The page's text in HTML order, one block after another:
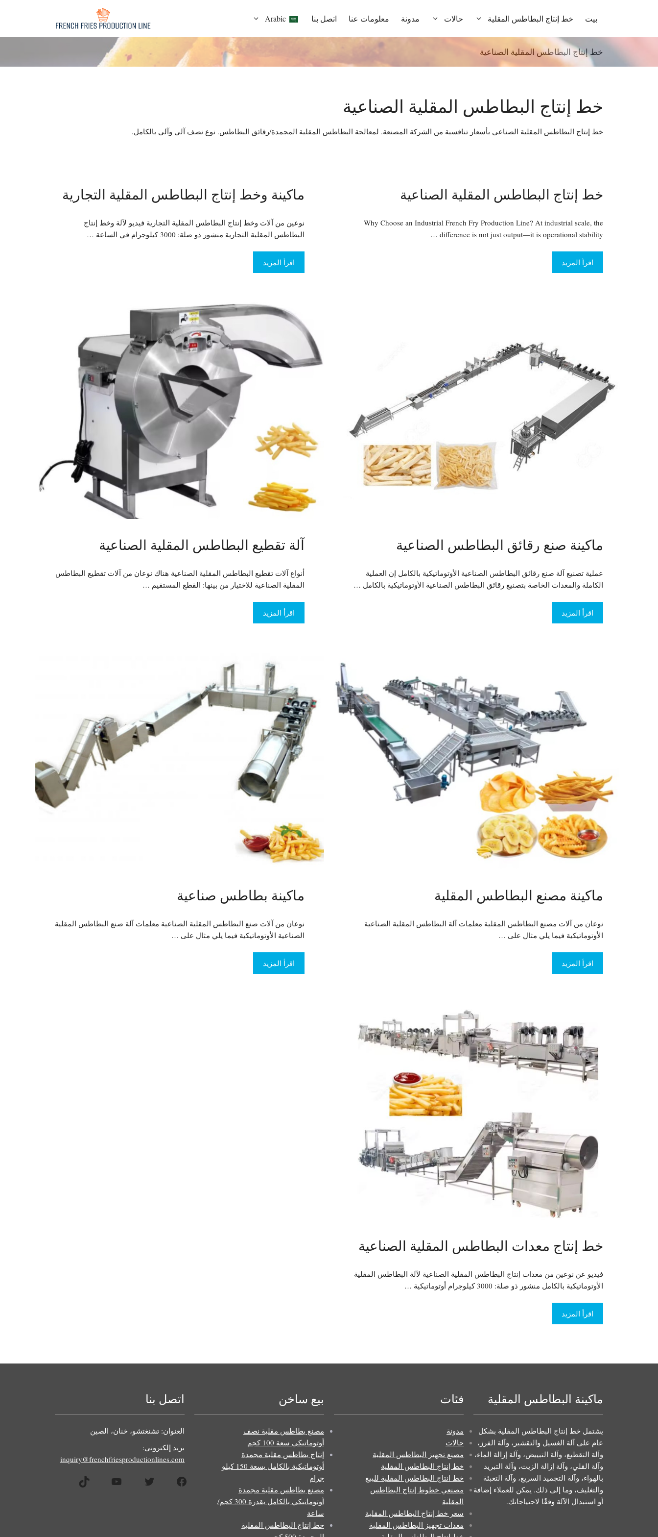
بيت خط إنتاج البطاطس المقلية حالات مدونة معلومات عنا اتصل بنا Arabic
English
French
Italian
Malay
خط إنتاج البطاطس المقلية الصناعية
خط إنتاج البطاطس المقلية الصناعية
خط إنتاج البطاطس المقلية الصناعي بأسعار تنافسية من الشركة المصنعة. لمعالجة البطاطس المقلية المجمدة/رقائق البطاطس. نوع نصف آلي وآلي بالكامل.
خط إنتاج البطاطس المقلية الصناعية
Why Choose an Industrial French Fry Production Line? At industrial scale, the
difference is not just output—it is operational stability …
اقرأ المزيد
ماكينة وخط إنتاج البطاطس المقلية التجارية
نوعين من آلات وخط إنتاج البطاطس المقلية التجارية فيديو لآلة وخط إنتاج
البطاطس المقلية التجارية منشور ذو صلة: 3000 كيلوجرام في الساعة …
اقرأ المزيد
ماكينة صنع رقائق البطاطس الصناعية
عملية تصنيع آلة صنع رقائق البطاطس الصناعية الأوتوماتيكية بالكامل إن العملية
الكاملة والمعدات الخاصة بتصنيع رقائق البطاطس الصناعية الأوتوماتيكية بالكامل …
اقرأ المزيد
آلة تقطيع البطاطس المقلية الصناعية
أنواع آلات تقطيع البطاطس المقلية الصناعية هناك نوعان من آلات تقطيع البطاطس
المقلية الصناعية للاختيار من بينها: القطع المستقيم …
اقرأ المزيد
ماكينة مصنع البطاطس المقلية
نوعان من آلات مصنع البطاطس المقلية معلمات آلة البطاطس المقلية الصناعية
الأوتوماتيكية فيما يلي مثال على …
اقرأ المزيد
ماكينة بطاطس صناعية
نوعان من آلات صنع البطاطس المقلية الصناعية معلمات آلة صنع البطاطس المقلية
الصناعية الأوتوماتيكية فيما يلي مثال على …
اقرأ المزيد
خط إنتاج معدات البطاطس المقلية الصناعية
فيديو عن نوعين من معدات إنتاج البطاطس المقلية الصناعية لآلة البطاطس المقلية
الأوتوماتيكية بالكامل منشور ذو صلة: 3000 كيلوجرام أوتوماتيكية …
اقرأ المزيد
ماكينة البطاطس المقلية
يشتمل خط إنتاج البطاطس المقلية بشكل
عام على آلة الغسيل والتقشير، وآلة الفرز،
وآلة التقطيع، وآلة التبييض، وآلة إزالة الماء،
وآلة القلي، وآلة إزالة الزيت، وآلة التبريد
بالهواء، وآلة التجميد السريع، وآلة التعبئة
والتغليف، وما إلى ذلك. يمكن للعملاء إضافة
أو استبدال الآلة وفقًا لاحتياجاتك.
فئات
مدونة
حالات
مصنع تجهيز البطاطس المقلية
خط إنتاج البطاطس المقلية
خط انتاج البطاطس المقلية للبيع
مصنعي خطوط إنتاج البطاطس
المقلية
سعر خط إنتاج البطاطس المقلية
معدات تجهيز البطاطس المقلية
بيع ساخن
مصنع بطاطس مقلية نصف
أوتوماتيكي سعة 100 كجم
إنتاج بطاطس مقلية مجمدة
أوتوماتيكية بالكامل بسعة 150 كيلو
جرام
مصنع بطاطس مقلية مجمدة
أوتوماتيكي بالكامل بقدرة 300 كجم/
ساعة
خط إنتاج البطاطس المقلية
اتصل بنا
العنوان: تشنغتشو، خنان، الصين
بريد إلكتروني:
inquiry@frenchfriesproductionlines.com
فيسبوكتويتر يوتيوب تيك توك